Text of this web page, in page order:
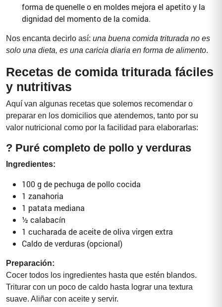
forma de quenelle o en moldes mejora el apetito y la
dignidad del momento de la comida.
Nos encanta decirlo así: una buena comida triturada no es
solo una dieta, es una caricia diaria en forma de alimento.
Recetas de comida triturada fáciles
y nutritivas
Aquí van algunas recetas que solemos recomendar o
preparar en los domicilios que atendemos, tanto por su
valor nutricional como por la facilidad para elaborarlas:
? Puré completo de pollo y verduras
Ingredientes:
100 g de pechuga de pollo cocida
1 zanahoria
1 patata mediana
½ calabacín
1 cucharada de aceite de oliva virgen extra
Caldo de verduras (opcional)
Preparación:
Cocer todos los ingredientes hasta que estén blandos.
Triturar con un poco de caldo hasta lograr una textura
suave. Aliñar con aceite y servir.